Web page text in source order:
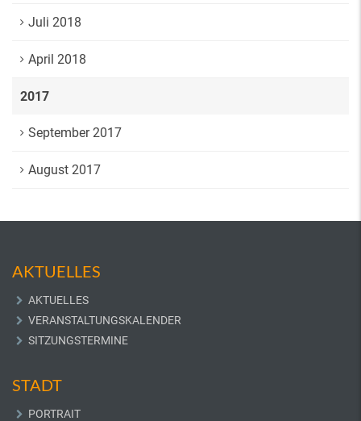
Juli 2018
April 2018
2017
September 2017
August 2017
AKTUELLES
AKTUELLES
VERANSTALTUNGSKALENDER
SITZUNGSTERMINE
STADT
PORTRAIT